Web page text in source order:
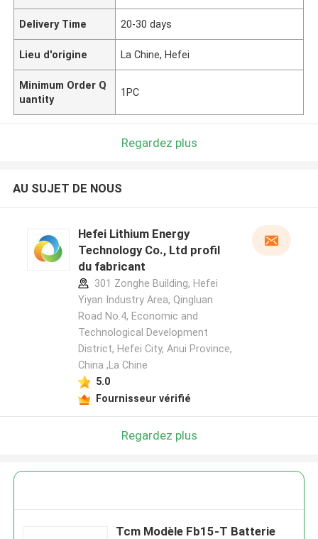
Delivery Time 20-30 days
Lieu d'origine La Chine, Hefei
Minimum Order Q
uantity
1PC
Regardez plus
AU SUJET DE NOUS
Hefei Lithium Energy
Technology Co., Ltd profil
du fabricant
301 Zonghe Building, Hefei
Yiyan Industry Area, Qingluan
Road No.4, Economic and
Technological Development
District, Hefei City, Anui Province,
China ,La Chine
5.0
Fournisseur vérifié
Regardez plus
Tcm Modèle Fb15-T Batterie